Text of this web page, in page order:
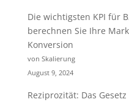
Die wichtigsten KPI für
berechnen Sie Ihre
Konversion
von Skalierung
August 9, 2024
Reziprozität: Das